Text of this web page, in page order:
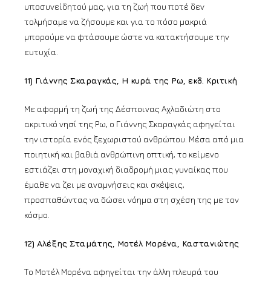
υποσυνείδητού μας, για τη ζωή που ποτέ δεν
τολμήσαμε να ζήσουμε και για το πόσο μακριά
μπορούμε να φτάσουμε ώστε να κατακτήσουμε την
ευτυχία.
11) Γιάννης Σκαραγκάς, Η κυρά της Ρω, εκδ. Κριτική
Με αφορμή τη ζωή της Δέσποινας Αχλαδιώτη στο
ακριτικό νησί της Ρω, ο Γιάννης Σκαραγκάς αφηγείται
την ιστορία ενός ξεχωριστού ανθρώπου. Μέσα από μια
ποιητική και βαθιά ανθρώπινη οπτική, το κείμενο
εστιάζει στη μοναχική διαδρομή μιας γυναίκας που
έμαθε να ζει με αναμνήσεις και σκέψεις,
προσπαθώντας να δώσει νόημα στη σχέση της με τον
κόσμο.
12) Αλέξης Σταμάτης, Μοτέλ Μορένα, Καστανιώτης
Το Μοτέλ Μορένα αφηγείται την άλλη πλευρά του